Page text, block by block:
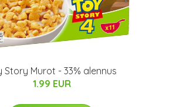
Story Murot - 33% alennus
1.99 EUR